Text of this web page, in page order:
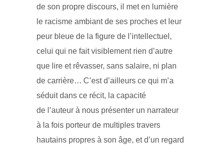
de son propre discours, il met en lumière
le racisme ambiant de ses proches et leur
peur bleue de la figure de l’intellectuel,
celui qui ne fait visiblement rien d’autre
que lire et rêvasser, sans salaire, ni plan
de carrière… C’est d’ailleurs ce qui m’a
séduit dans ce récit, la capacité
de l’auteur à nous présenter un narrateur
à la fois porteur de multiples travers
hautains propres à son âge, et d’un regard